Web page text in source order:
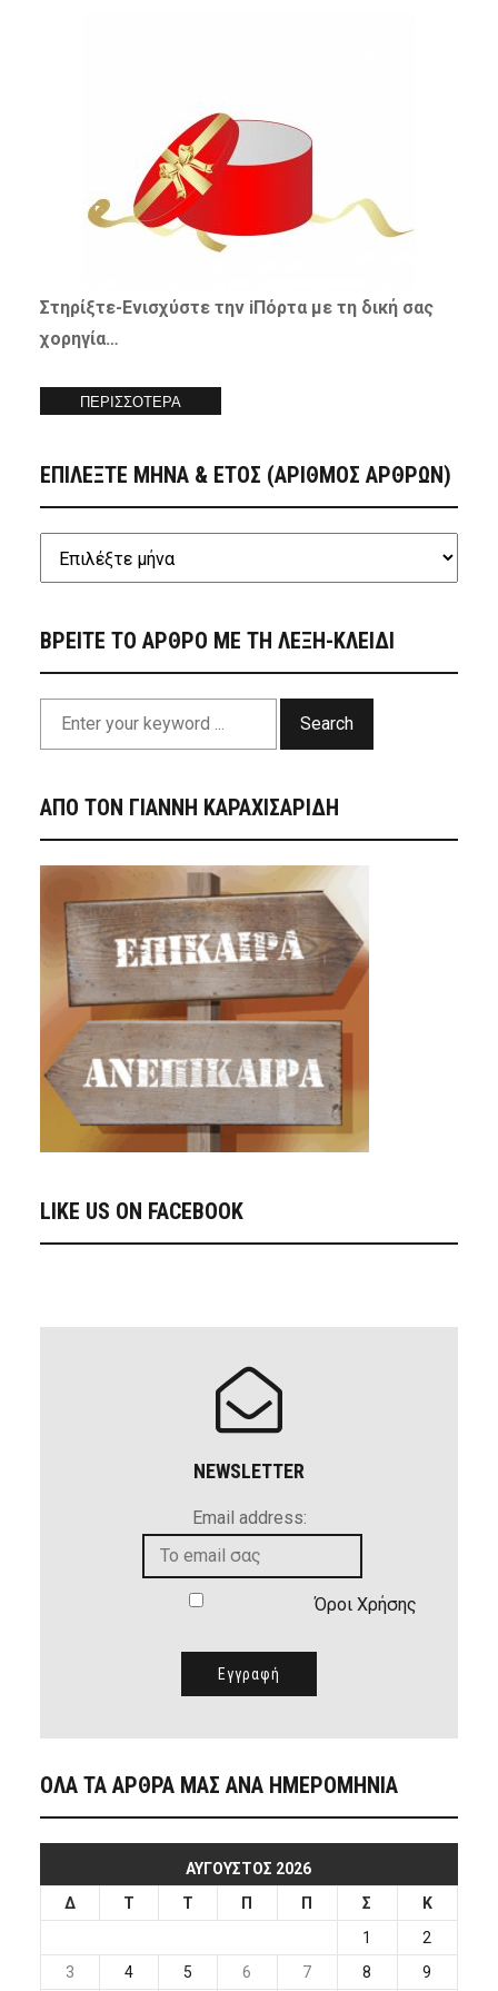
Στηρίξτε-Ενισχύστετην iΠόρτα με τη δική σας
χορηγία…
ΠΕΡΙΣΣΟΤΕΡΑ
ΕΠΙΛΕΞΤΕ ΜΗΝΑ & ΕΤΟΣ (ΑΡΙΘΜΟΣ ΑΡΘΡΩΝ)
ΒΡΕΙΤΕ ΤΟ ΑΡΘΡΟ ΜΕ ΤΗ ΛΕΞΗ-ΚΛΕΙΔΙ
Search
ΑΠΟ ΤΟΝ ΓΙΑΝΝΗ ΚΑΡΑΧΙΣΑΡΙΔΗ
LIKE US ON FACEBOOK
NEWSLETTER
Email address:
Όροι Χρήσης
ΟΛΑ ΤΑ ΑΡΘΡΑ ΜΑΣ ΑΝΑ ΗΜΕΡΟΜΗΝΙΑ
ΑΎΓΟΥΣΤΟΣ 2026
Δ
Τ Τ Π Π Σ
Κ
1
2
3
4 5 6 7 8 9